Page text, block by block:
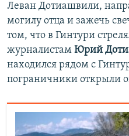
Леван Дотиашвили,
могилу отца и зажечь
том, что в Гинтури
журналистам Юрий
находился рядом с
пограничники открыли